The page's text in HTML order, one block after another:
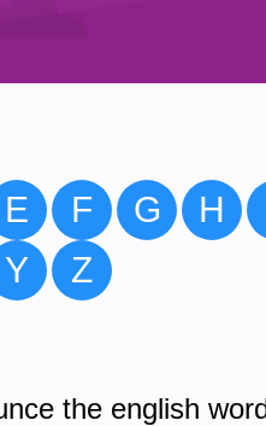
E F G H
Y Z
the english